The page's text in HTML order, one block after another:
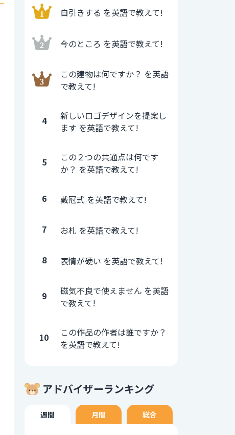
自引きする を英語で教えて!
今のところ を英語で教えて!
この建物は何ですか？ を英語
で教えて!
4
新しいロゴデザインを提案し
ます を英語で教えて!
5
この２つの共通点は何です
か？ を英語で教えて!
6 戴冠式 を英語で教えて!
7 お札 を英語で教えて!
8 表情が硬い を英語で教えて!
9
磁気不良で使えません を英語
で教えて!
10
この作品の作者は誰ですか？
を英語で教えて!
アドバイザーランキング
週間 月間 総合